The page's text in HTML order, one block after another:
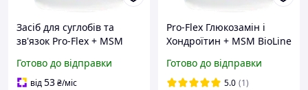
Засіб для суглобів та
зв'язок Pro-Flex + MSM
Готово до відправки
від53₴/міс
Pro-Flex Глюкозамін і
Хондроїтин + MSM BioLine
Готово до відправки
5.0 (1)